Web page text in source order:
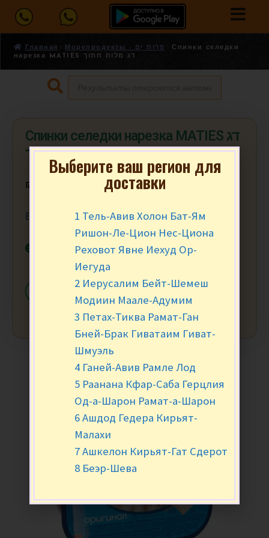
Главная Морепродукты - פרות ים
Спинки селедки
нарезка MATIES דג מלוח חתוך
Спинки селедки нарезка MATIES דג
מלוח חתוך
₪ за уп.
Вакумная упаковка
В наличии
+
Выберите ваш регион для
доставки
1 Тель-Авив Холон Бат-Ям
Ришон-Ле-Цион Нес-Циона
Реховот Явне Иехуд Ор-
Иегуда
2 Иерусалим Бейт-Шемеш
Модиин Маале-Адумим
3 Петах-Тиква Рамат-Ган
Бней-Брак Гиватаим Гиват-
Шмуэль
4 Ганей-Авив Рамле Лод
5 Раанана Кфар-Саба Герцлия
Од-а-Шарон Рамат-а-Шарон
6 Ашдод Гедера Кирьят-
Малахи
7 Ашкелон Кирьят-Гат Сдерот
8 Беэр-Шева